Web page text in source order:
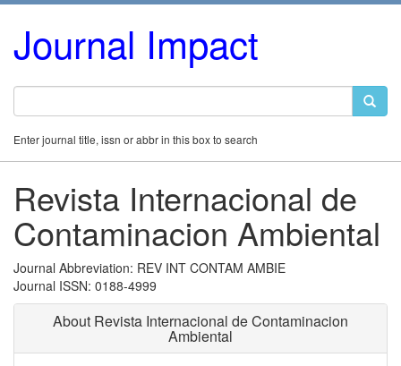
Journal Impact
Enter journal title, issn or abbr in this box to search
Revista Internacional de
Contaminacion Ambiental
Journal Abbreviation: REV INT CONTAM AMBIE
Journal ISSN: 0188-4999
About Revista Internacional de Contaminacion
Ambiental